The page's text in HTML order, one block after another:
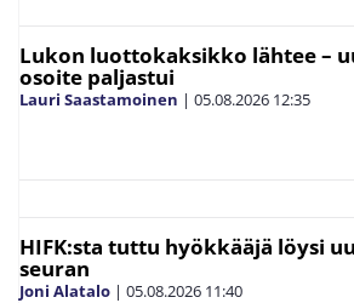
Lukon luottokaksikko lähtee –
osoite paljastui
Lauri Saastamoinen | 05.08.2026 12:35
HIFK:sta tuttu hyökkääjä löysi
seuran
Joni Alatalo | 05.08.2026 11:40